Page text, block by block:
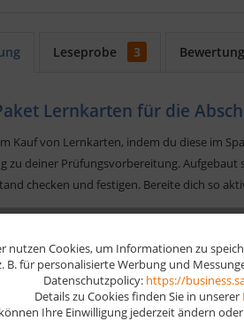
Leseprobe 3
Lernkarten für die
Kauf von Lernkarten, indem du diese im
zu deiner Prüfungsvorbereitung.
checken und festigen. Bereite dich so
Lernkarten Kaufmann für Büromanagement
Lernkarten Kaufmann für Büromanagement
Buchführung
nutzen Cookies, um Informationen zu
B. für personalisierte Werbung und
Datenschutzpolicy: https://
Details zu Cookies finden Sie in unserer
Ihre Einwilligung jederzeit ändern